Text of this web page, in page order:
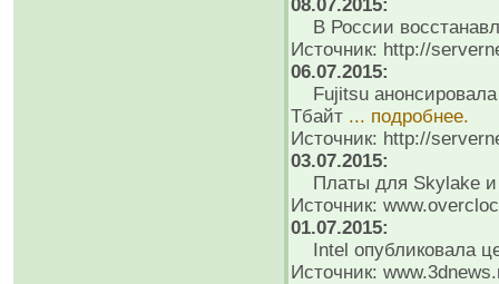
08.07.2015:
В России
Источник: http://
06.07.2015:
Fujitsu
Тбайт ... подробнее.
Источник: http://
03.07.2015:
Платы для Skylake и
Источник:
01.07.2015:
Intel опубликовала
Источник: